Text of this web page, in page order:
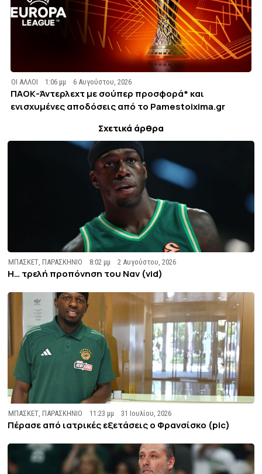
ΟΙ ΑΛΛΟΙ 1:06 μμ 6 Αυγούστου, 2026
ΠΑΟΚ-Άντερλεχτ με σούπερ προσφορά* και
ενισχυμένες αποδόσεις από το Pamestoixima.gr
Σχετικά άρθρα
ΜΠΑΣΚΕΤ,ΠΑΡΑΣΚΗΝΙΟ 8:02 μμ 2 Αυγούστου, 2026
Η… τρελή προπόνηση του Ναν (vid)
ΜΠΑΣΚΕΤ,ΠΑΡΑΣΚΗΝΙΟ 11:23 μμ 31 Ιουλίου, 2026
Πέρασε από ιατρικές εξετάσεις ο Φρανσίσκο (pic)